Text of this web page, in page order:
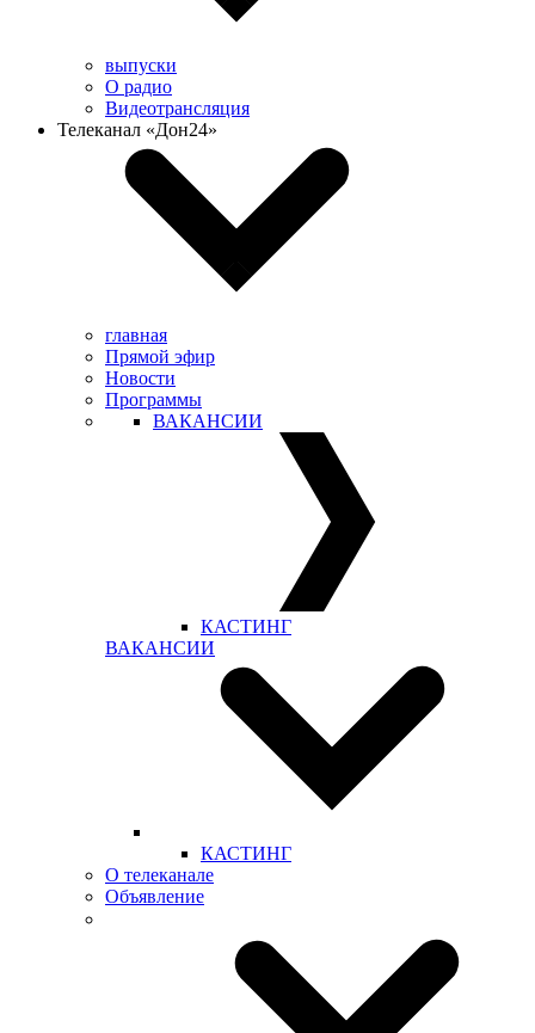
выпуски
О радио
Видеотрансляция
Телеканал «Дон24»
главная
Прямой эфир
Новости
Программы
ВАКАНСИИ
КАСТИНГ
ВАКАНСИИ
КАСТИНГ
О телеканале
Объявление